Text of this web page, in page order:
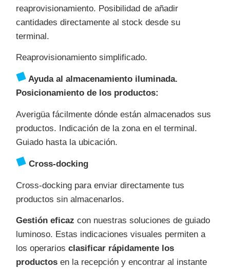
reaprovisionamiento. Posibilidad de añadir
cantidades directamente al stock desde su
terminal.
Reaprovisionamiento simplificado.
Ayuda al almacenamiento iluminada.
Posicionamiento de los productos:
Averigüa fácilmente dónde están almacenados sus
productos. Indicación de la zona en el terminal.
Guiado hasta la ubicación.
Cross-docking
Cross-docking para enviar directamente tus
productos sin almacenarlos.
Gestión eficaz con nuestras soluciones de guiado
luminoso. Estas indicaciones visuales permiten a
los operarios clasificar rápidamente los
productos en la recepción y encontrar al instante